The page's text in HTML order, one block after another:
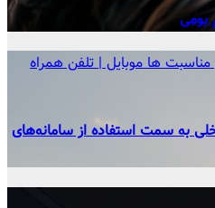
بومی
مناسبت هاموبایل | تلفن همراه
به سمت استفاده از سامانه‌های